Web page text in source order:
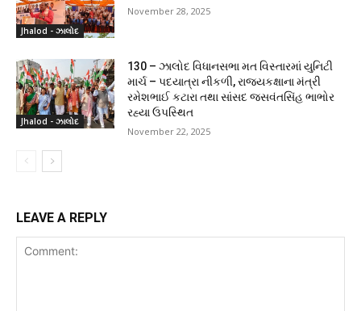
Jhalod - ઝાલોદ
November 28, 2025
Jhalod - ઝાલોદ
130 – ઝાલોદ વિધાનસભા મત વિસ્તારમાં યુનિટી
માર્ચ – પદયાત્રા નીકળી, રાજ્યકક્ષાના મંત્રી
રમેશભાઈ કટારા તથા સાંસદ જસવંતસિંહ ભાભોર
રહ્યા ઉપસ્થિત
November 22, 2025
LEAVE A REPLY